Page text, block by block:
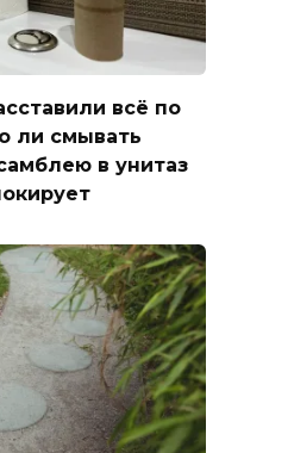
всё по
ли смывать
в унитаз